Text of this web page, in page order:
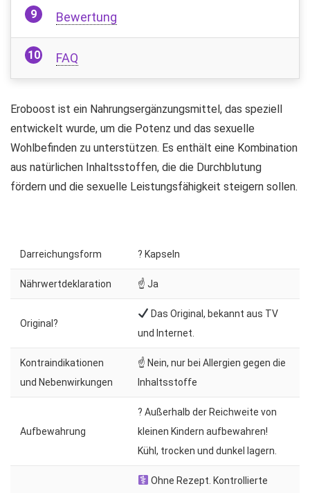
Bewertung
FAQ
Eroboost ist ein Nahrungsergänzungsmittel, das speziell
entwickelt wurde, um die Potenz und das sexuelle
Wohlbefinden zu unterstützen. Es enthält eine Kombination
aus natürlichen Inhaltsstoffen, die die Durchblutung
fördern und die sexuelle Leistungsfähigkeit steigern sollen.
Darreichungsform ? Kapseln
Nährwertdeklaration ☝ Ja
Original?
Das Original, bekannt aus TV
und Internet.
Kontraindikationen
und Nebenwirkungen
☝ Nein, nur bei Allergien gegen die
Inhaltsstoffe
Aufbewahrung
? Außerhalb der Reichweite von
kleinen Kindern aufbewahren!
Kühl, trocken und dunkel lagern.
Ohne Rezept. Kontrollierte